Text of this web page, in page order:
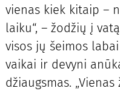
vienas kiek kitaip –
laiku“, – žodžių į
visos jų šeimos
vaikai ir devyni
džiaugsmas.